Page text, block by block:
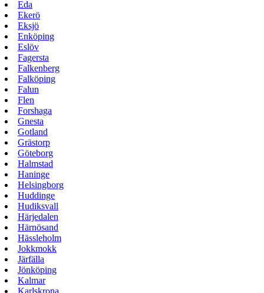
Eda
Ekerö
Eksjö
Enköping
Eslöv
Fagersta
Falkenberg
Falköping
Falun
Flen
Forshaga
Gnesta
Gotland
Grästorp
Göteborg
Halmstad
Haninge
Helsingborg
Huddinge
Hudiksvall
Härjedalen
Härnösand
Hässleholm
Jokkmokk
Järfälla
Jönköping
Kalmar
Karlskrona